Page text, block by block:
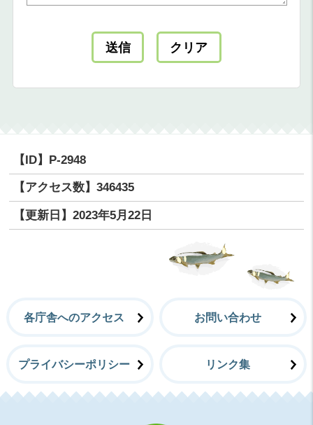
【ID】 P-2948
【アクセス数】346435
【更新日】2023年5月22日
各庁舎へのアクセス お問い合わせ
プライバシーポリシー リンク集